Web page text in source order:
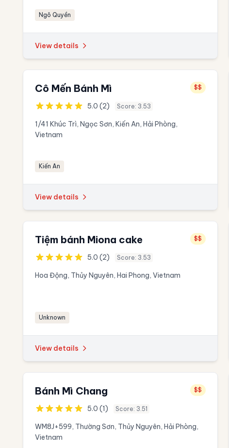
Ngô Quyền
View details
Cô Mến Bánh Mì $$
5.0 (2) Score: 3.53
1/41 Khúc Trì, Ngọc Sơn, Kiến An, Hải Phòng,
Vietnam
Kiến An
View details
Tiệm bánh Miona cake $$
5.0 (2) Score: 3.53
Hoa Động, Thủy Nguyên, Hai Phong, Vietnam
Unknown
View details
Bánh Mì Chang $$
5.0 (1) Score: 3.51
WM8J+599, Thường Sơn, Thủy Nguyên, Hải Phòng,
Vietnam